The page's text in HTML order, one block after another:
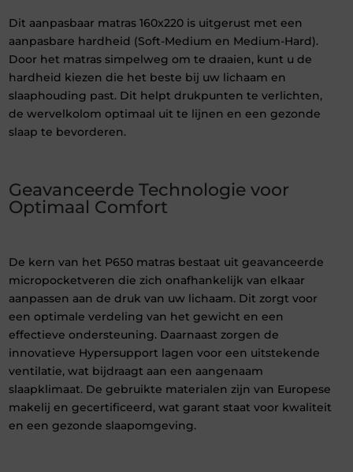
Dit aanpasbaar matras 160x220 is uitgerust met een
aanpasbare hardheid (Soft-Medium en Medium-Hard).
Door het matras simpelweg om te draaien, kunt u de
hardheid kiezen die het beste bij uw lichaam en
slaaphouding past. Dit helpt drukpunten te verlichten,
de wervelkolom optimaal uit te lijnen en een gezonde
slaap te bevorderen.
Geavanceerde Technologie voor
Optimaal Comfort
De kern van het P650 matras bestaat uit geavanceerde
micropocketveren die zich onafhankelijk van elkaar
aanpassen aan de druk van uw lichaam. Dit zorgt voor
een optimale verdeling van het gewicht en een
effectieve ondersteuning. Daarnaast zorgen de
innovatieve Hypersupport lagen voor een uitstekende
ventilatie, wat bijdraagt aan een aangenaam
slaapklimaat. De gebruikte materialen zijn van Europese
makelij en gecertificeerd, wat garant staat voor kwaliteit
en een gezonde slaapomgeving.